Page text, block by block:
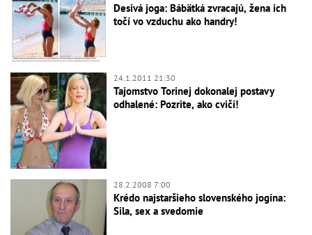
Desivá joga: Bábätká zvracajú, žena ich
točí vo vzduchu ako handry!
24.1.2011 21:30
Tajomstvo Torinej dokonalej postavy
odhalené: Pozrite, ako cvičí!
28.2.2008 7:00
Krédo najstaršieho slovenského jogína:
Sila, sex a svedomie